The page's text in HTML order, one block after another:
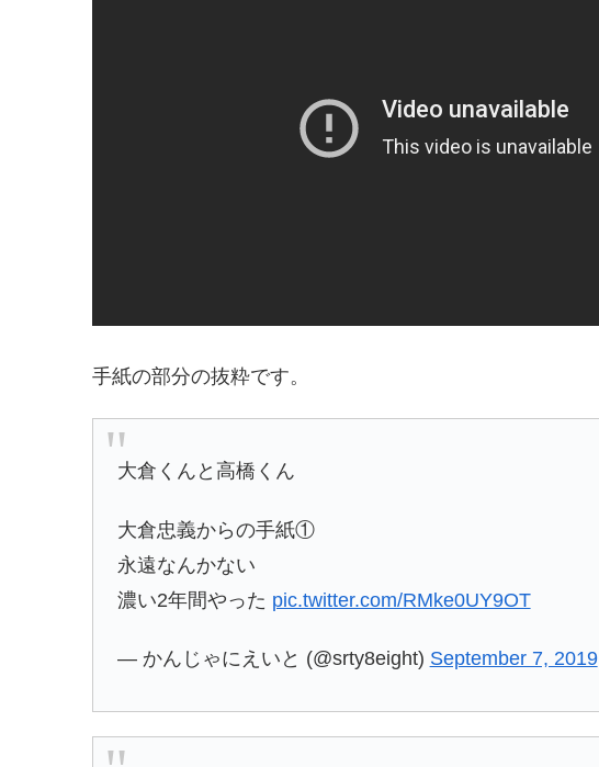
手紙の部分の抜粋です。
大倉くんと高橋くん
大倉忠義からの手紙①
永遠なんかない
濃い2年間やった pic.twitter.com/RMke0UY9OT
— かんじゃにえいと (@srty8eight) September 7, 2019